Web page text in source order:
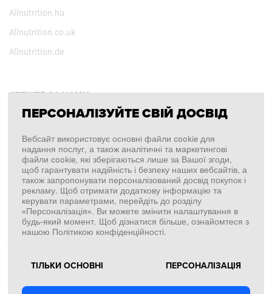
Allnutrition.hu
Allnutrition.co.uk
Allnutrition.de
СТЕЖТЕ ЗА НАМИ
Facebook
Instagram
Copyright © 2026SFD S. A.
ПЛАТЕЖІ ОБРОБЛЯЄ
ПЕРСОНАЛІЗУЙТЕ СВІЙ ДОСВІД
Вебсайт використовує основні файли cookie для
надання послуг, а також аналітичні та маркетингові
файли cookie, які зберігаються лише за Вашої згоди,
щоб гарантувати надійність і безпеку наших вебсайтів, а
також запропонувати персоналізований досвід покупок і
рекламу. Щоб отримати додаткову інформацію та
керувати параметрами, перейдіть до розділу
«Персоналізація». Ви можете змінити налаштування в
будь-який момент. Щоб дізнатися більше, ознайомтеся з
нашою Політикою конфіденційності.
ТІЛЬКИ ОСНОВНІ ПЕРСОНАЛІЗАЦІЯ